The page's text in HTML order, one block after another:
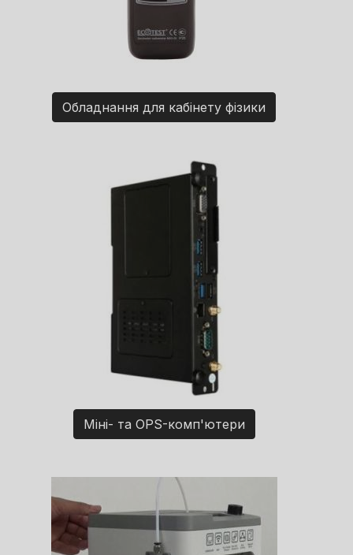
Обладнання для кабінету фізики
Міні- та OPS-комп'ютери